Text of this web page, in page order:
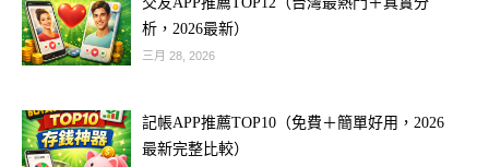
析，2026最新）
三月 28, 2026
記帳APP推薦TOP10（免費＋簡單好用，2026
最新完整比較）